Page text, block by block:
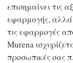
επισημαίνει τις
εφαρμογής,
τις εφαρμογές
Murena
προσωπικές σας